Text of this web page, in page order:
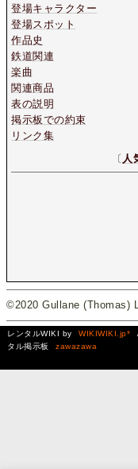
登場キャラクター
登場スポット
作品史
鉄道関連
楽曲
関連商品
表の説明
掲示板での約束
リンク集
〔 人
©2020 Gullane (Thomas)
レンタルWIKI by WIKIWIKI.jp*
タル掲示板
zawazawa